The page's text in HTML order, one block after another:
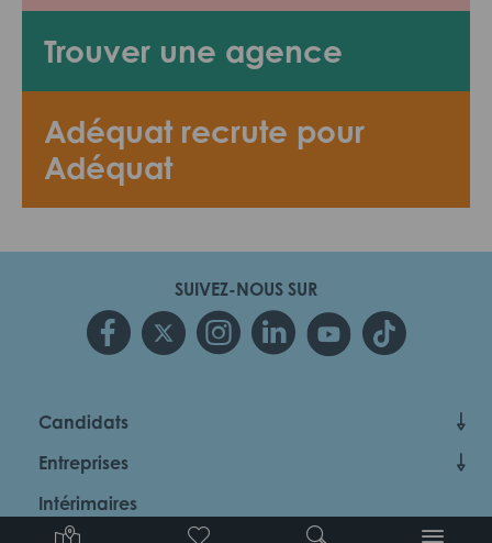
Trouver une agence
Adéquat recrute pour
Adéquat
SUIVEZ-NOUS SUR
Candidats
Entreprises
Intérimaires